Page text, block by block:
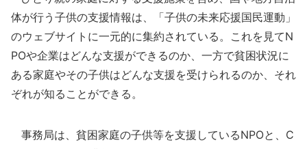
体が行う子供の支援情報は、「子供の未来応援国民運動」
のウェブサイトに一元的に集約されている。これを見てN
POや企業はどんな支援ができるのか、一方で貧困状況に
ある家庭やその子供はどんな支援を受けられるのか、それ
ぞれが知ることができる。
事務局は、貧困家庭の子供等を支援しているNPOと、C